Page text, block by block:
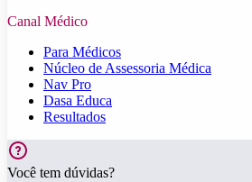
Canal Médico
Para Médicos
Núcleo de Assessoria Médica
Nav Pro
Dasa Educa
Resultados
Você tem dúvidas?